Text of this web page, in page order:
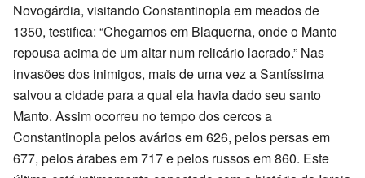
Novogárdia, visitando Constantinopla em meados de
1350, testifica: “Chegamos em Blaquerna, onde o Manto
repousa acima de um altar num relicário lacrado.” Nas
invasões dos inimigos, mais de uma vez a Santíssima
salvou a cidade para a qual ela havia dado seu santo
Manto. Assim ocorreu no tempo dos cercos a
Constantinopla pelos avários em 626, pelos persas em
677, pelos árabes em 717 e pelos russos em 860. Este